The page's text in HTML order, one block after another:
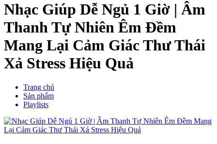
Nhạc Giúp Dễ Ngủ 1 Giờ | Âm
Thanh Tự Nhiên Êm Đềm
Mang Lại Cảm Giác Thư Thái
Xả Stress Hiệu Quả
Trang chủ
Sản phẩm
Playlists